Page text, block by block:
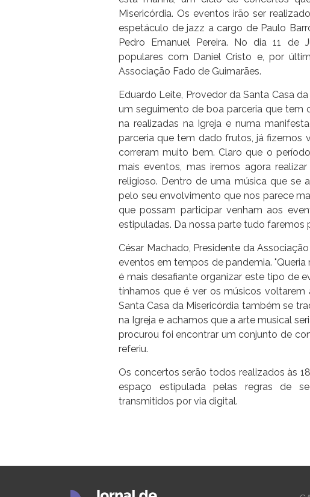
Misericórdia. Os eventos irão ser
espetáculo de jazz a cargo de Paulo
Pedro Emanuel Pereira. No dia 11 de
populares com Daniel Cristo e, por
Associação Fado de Guimarães.
Eduardo Leite, Provedor da Santa Casa
um seguimento de boa parceria que tem
na realizadas na Igreja e numa
parceria que tem dado frutos, já fizemos
correram muito bem. Claro que o
mais eventos, mas iremos agora
religioso. Dentro de uma música que se
pelo seu envolvimento que nos parece
que possam participar venham aos
estipuladas. Da nossa parte tudo faremos
César Machado, Presidente da
eventos em tempos de pandemia.
é mais desafiante organizar este tipo de
tínhamos que é ver os músicos
Santa Casa da Misericórdia também se
na Igreja e achamos que a arte musical
procurou foi encontrar um conjunto de
referiu.
Os concertos serão todos realizados às
espaço estipulada pelas regras de
transmitidos por via digital.